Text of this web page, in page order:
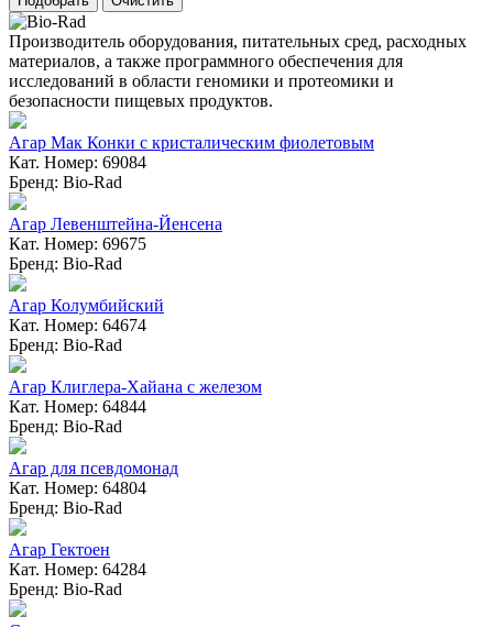
Производитель оборудования, питательных сред, расходных
материалов, а также программного обеспечения для
исследований в области геномики и протеомики и
безопасности пищевых продуктов.
Агар Мак Конки с кристалическим фиолетовым
Кат. Номер: 69084
Бренд: Bio-Rad
Агар Левенштейна-Йенсена
Кат. Номер: 69675
Бренд: Bio-Rad
Агар Колумбийский
Кат. Номер: 64674
Бренд: Bio-Rad
Агар Клиглера-Хайана с железом
Кат. Номер: 64844
Бренд: Bio-Rad
Агар для псевдомонад
Кат. Номер: 64804
Бренд: Bio-Rad
Агар Гектоен
Кат. Номер: 64284
Бренд: Bio-Rad